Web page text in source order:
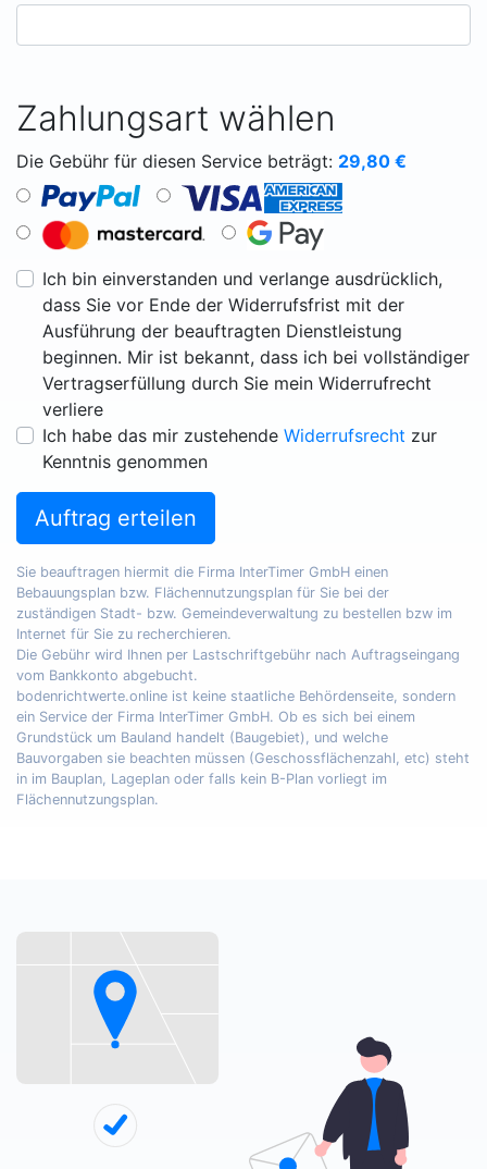
Zahlungsart wählen
Die Gebühr für diesen Service beträgt: 29,80 €
Ich bin einverstanden und verlange ausdrücklich,
dass Sie vor Ende der Widerrufsfrist mit der
Ausführung der beauftragten Dienstleistung
beginnen. Mir ist bekannt, dass ich bei vollständiger
Vertragserfüllung durch Sie mein Widerrufrecht
verliere
Ich habe das mir zustehende Widerrufsrecht zur
Kenntnis genommen
Auftrag erteilen
Sie beauftragen hiermit die Firma InterTimer GmbH einen
Bebauungsplan bzw. Flächennutzungsplan für Sie bei der
zuständigen Stadt- bzw. Gemeindeverwaltung zu bestellen bzw im
Internet für Sie zu recherchieren.
Die Gebühr wird Ihnen per Lastschriftgebühr nach Auftragseingang
vom Bankkonto abgebucht.
bodenrichtwerte.online ist keine staatliche Behördenseite, sondern
ein Service der Firma InterTimer GmbH. Ob es sich bei einem
Grundstück um Bauland handelt (Baugebiet), und welche
Bauvorgaben sie beachten müssen (Geschossflächenzahl, etc) steht
in im Bauplan, Lageplan oder falls kein B-Plan vorliegt im
Flächennutzungsplan.